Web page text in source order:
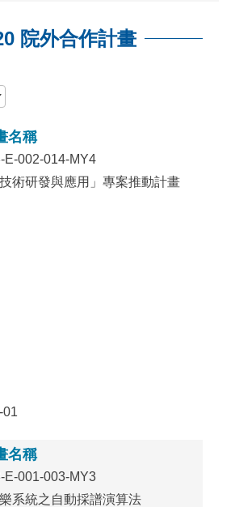
院外合作計畫
名稱
E-002-014-MY4
術研發與應用」專案推動計畫
01
名稱
E-001-003-MY3
系統之自動採譜演算法